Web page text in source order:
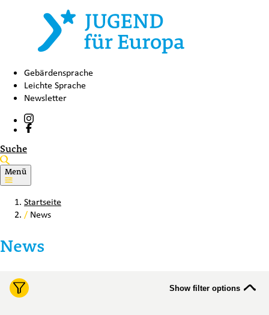
Gebärdensprache
Leichte Sprache
Newsletter
Suche
Menü
Startseite
/ News
News
Show filter options